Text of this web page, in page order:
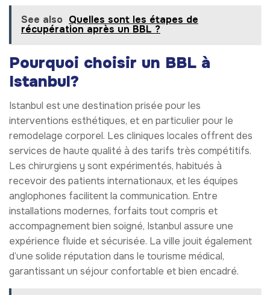
See also Quelles sont les étapes de
récupération après un BBL ?
Pourquoi choisir un BBL à
Istanbul?
Istanbul est une destination prisée pour les
interventions esthétiques, et en particulier pour le
remodelage corporel. Les cliniques locales offrent des
services de haute qualité à des tarifs très compétitifs.
Les chirurgiens y sont expérimentés, habitués à
recevoir des patients internationaux, et les équipes
anglophones facilitent la communication. Entre
installations modernes, forfaits tout compris et
accompagnement bien soigné, Istanbul assure une
expérience fluide et sécurisée. La ville jouit également
d’une solide réputation dans le tourisme médical,
garantissant un séjour confortable et bien encadré.